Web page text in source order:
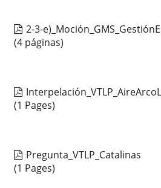
2-3-
(4 páginas)
(1 Pages)
Pregunta_VTLP_Catalinas
(1 Pages)